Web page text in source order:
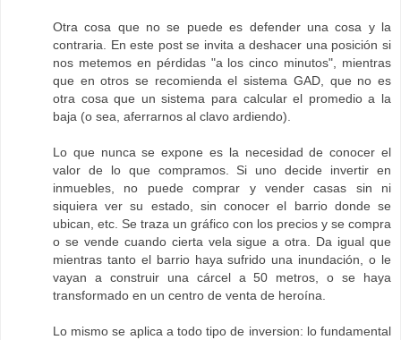
Otra cosa que no se puede es defender una cosa y la
contraria. En este post se invita a deshacer una posición si
nos metemos en pérdidas "a los cinco minutos", mientras
que en otros se recomienda el sistema GAD, que no es
otra cosa que un sistema para calcular el promedio a la
baja (o sea, aferrarnos al clavo ardiendo).
Lo que nunca se expone es la necesidad de conocer el
valor de lo que compramos. Si uno decide invertir en
inmuebles, no puede comprar y vender casas sin ni
siquiera ver su estado, sin conocer el barrio donde se
ubican, etc. Se traza un gráfico con los precios y se compra
o se vende cuando cierta vela sigue a otra. Da igual que
mientras tanto el barrio haya sufrido una inundación, o le
vayan a construir una cárcel a 50 metros, o se haya
transformado en un centro de venta de heroína.
Lo mismo se aplica a todo tipo de inversion: lo fundamental